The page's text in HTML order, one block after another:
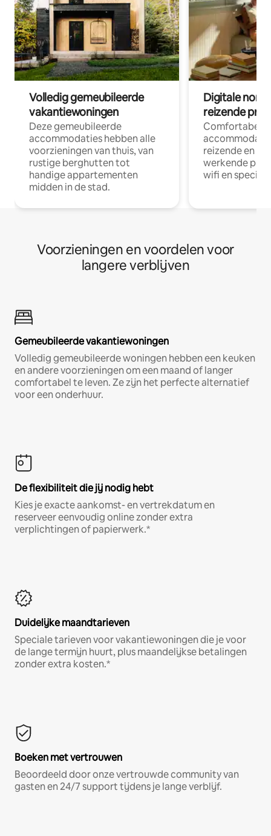
Volledig gemeubileerde
vakantiewoningen
Deze gemeubileerde
accommodaties hebben alle
voorzieningen van thuis, van
rustige berghutten tot
handige appartementen
midden in de stad.
Digitale
reizende
Comfortabele
reizende en
werkende
wifi en
Voorzieningen en voordelen voor
langere verblijven
Gemeubileerde vakantiewoningen
Volledig gemeubileerde woningen hebben een keuken
en andere voorzieningen om een maand of langer
comfortabel te leven. Ze zijn het perfecte alternatief
voor een onderhuur.
De flexibiliteit die jij nodig hebt
Kies je exacte aankomst- en vertrekdatum en
reserveer eenvoudig online zonder extra
verplichtingen of papierwerk.*
Duidelijke maandtarieven
Speciale tarieven voor vakantiewoningen die je voor
de lange termijn huurt, plus maandelijkse betalingen
zonder extra kosten.*
Boeken met vertrouwen
Beoordeeld door onze vertrouwde community van
gasten en 24/7 support tijdens je lange verblijf.